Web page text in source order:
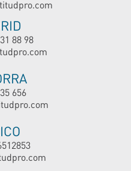
88 98
656